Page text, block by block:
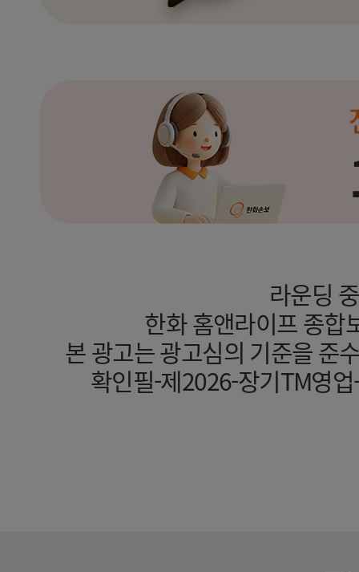
라운딩
한화 홈앤라이프 종합
본 광고는 광고심의 기준을 준
확인필-제2026-장기TM영